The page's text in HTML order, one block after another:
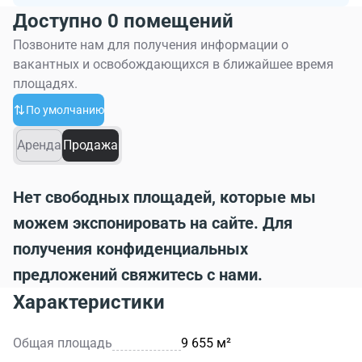
Доступно 0 помещений
Позвоните нам для получения информации о
вакантных и освобождающихся в ближайшее время
площадях.
По умолчанию
Аренда Продажа
Нет свободных площадей, которые мы
можем экспонировать на сайте. Для
получения конфиденциальных
предложений свяжитесь с нами.
Характеристики
Общая площадь 9 655 м²